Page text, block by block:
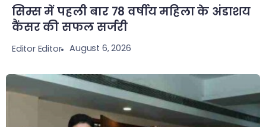
सिम्स में पहली बार 78 वर्षीय महिला के अंडाशय
कैंसर की सफल सर्जरी
Editor Editor August 6, 2026